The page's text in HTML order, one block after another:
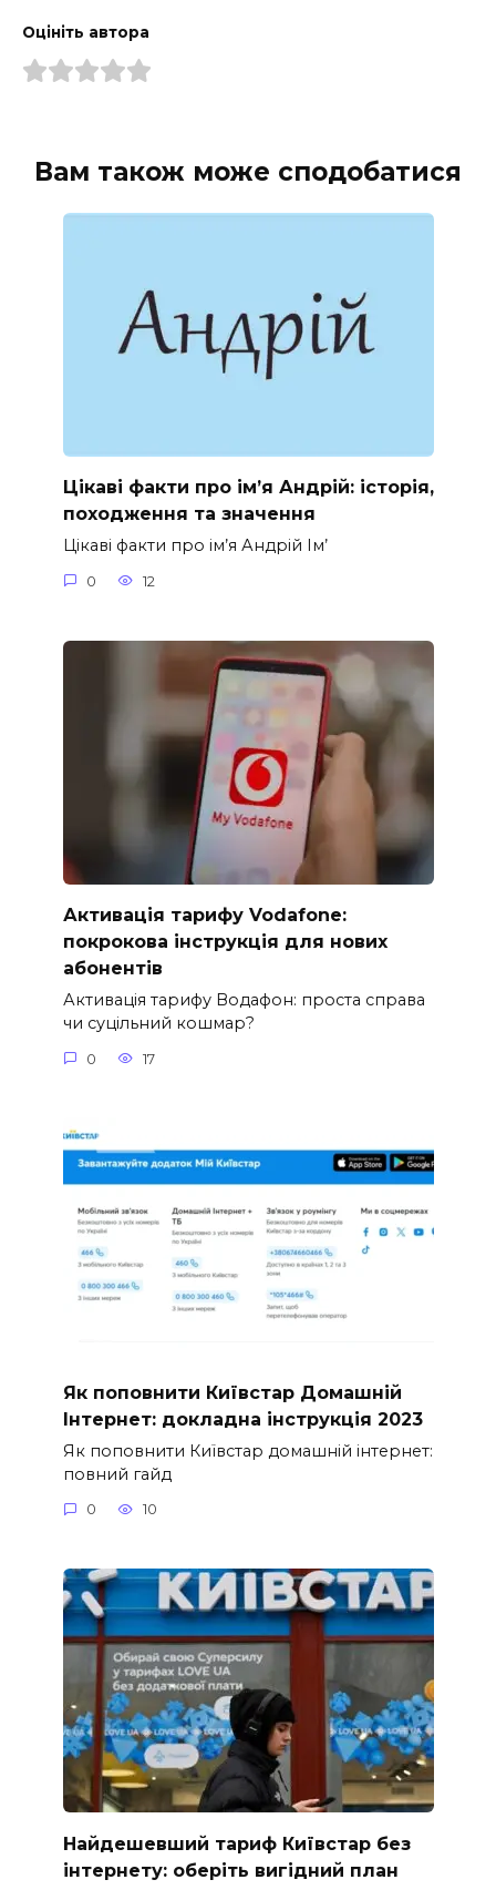
Оцініть автора
Вам також може сподобатися
Цікаві факти про ім’я Андрій: історія,
походження та значення
Цікаві факти про ім’я Андрій Ім’
0 12
Активація тарифу Vodafone:
покрокова інструкція для нових
абонентів
Активація тарифу Водафон: проста справа
чи суцільний кошмар?
0 17
Як поповнити Київстар Домашній
Інтернет: докладна інструкція 2023
Як поповнити Київстар домашній інтернет:
повний гайд
0 10
Найдешевший тариф Київстар без
інтернету: оберіть вигідний план